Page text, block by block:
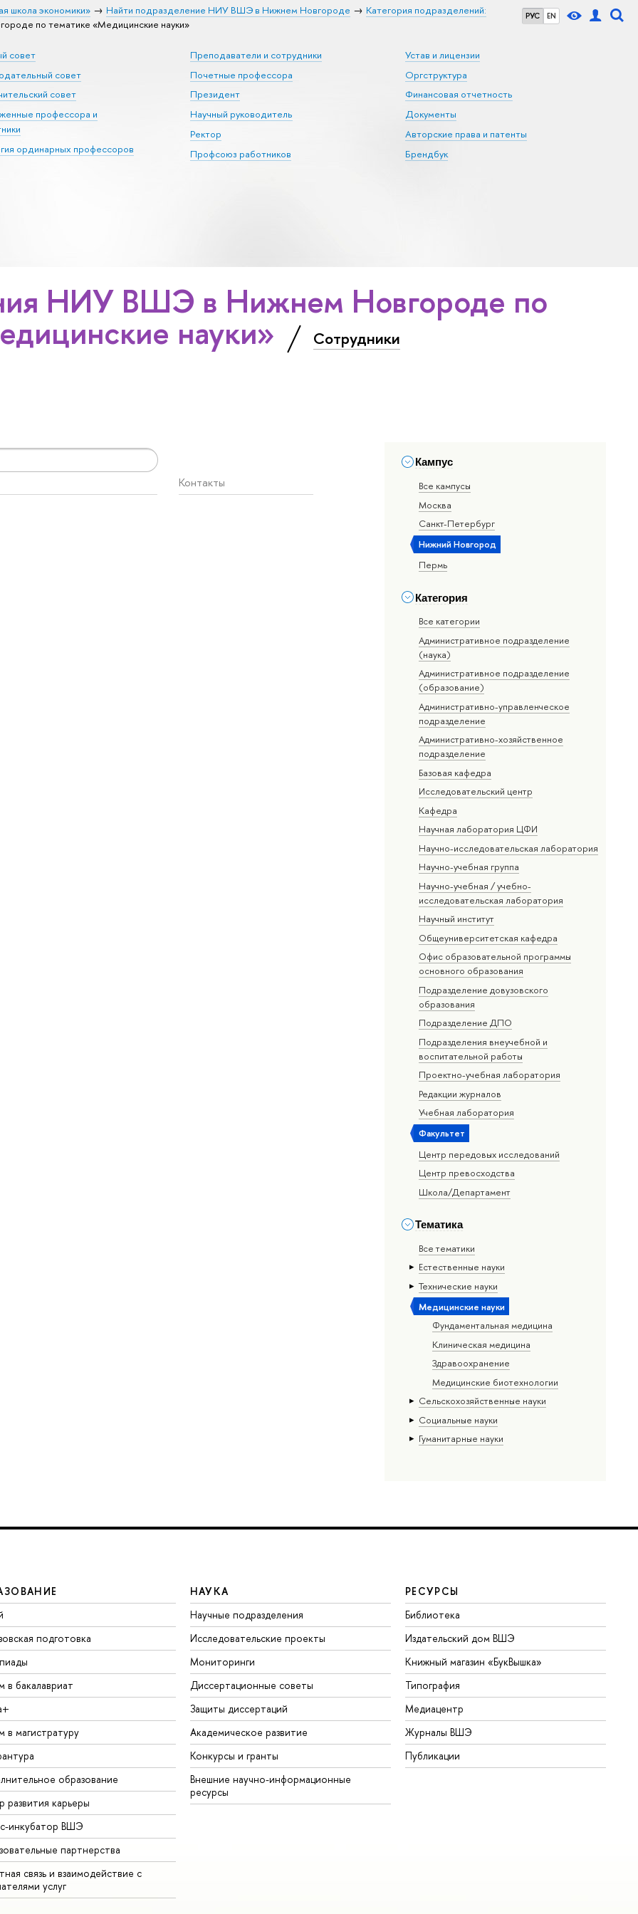
РУС EN
школа экономики» Найти подразделение НИУ ВШЭ в Нижнем Новгороде
Категория подразделений:
по тематике «Медицинские науки»
совет
совет
совет
профессора и
ординарных профессоров
Преподаватели и сотрудники
Почетные профессора
Президент
Научный руководитель
Ректор
Профсоюз работников
Устав и лицензии
Оргструктура
Финансовая отчетность
Документы
Авторские права и патенты
Брендбук
НИУ ВШЭ в Нижнем Новгороде по
науки» Сотрудники
Кампус
Все кампусы
Москва
Санкт-Петербург
Нижний Новгород
Пермь
Категория
Все категории
Административное подразделение
(наука)
Административное подразделение
(образование)
Административно-управленческое
подразделение
Административно-хозяйственное
подразделение
Базовая кафедра
Исследовательский центр
Кафедра
Научная лаборатория ЦФИ
Научно-исследовательская лаборатория
Научно-учебная группа
Научно-учебная / учебно-
исследовательская лаборатория
Научный институт
Общеуниверситетская кафедра
Офис образовательной программы
основного образования
Подразделение довузовского
образования
Подразделение ДПО
Подразделения внеучебной и
воспитательной работы
Проектно-учебная лаборатория
Редакции журналов
Учебная лаборатория
Факультет
Центр передовых исследований
Центр превосходства
Школа/Департамент
Тематика
Все тематики
Естественные науки
Тех­ничес­кие науки
Медицинские науки
Фундаментальная медицина
Клиническая медицина
Здравоохранение
Медицинские биотехнологии
Сельскохозяйственные науки
Социальные науки
Гуманитарные науки
Контакты
подготовка
в бакалавриат
в магистратуру
образование
развития карьеры
инкубатор ВШЭ
партнерства
связь и взаимодействие с
услуг
НАУКА
Научные подразделения
Исследовательские проекты
Мониторинги
Диссертационные советы
Защиты диссертаций
Академическое развитие
Конкурсы и гранты
Внешние научно-информационные
ресурсы
РЕСУРСЫ
Библиотека
Издательский дом ВШЭ
Книжный магазин «БукВышка»
Типография
Медиацентр
Журналы ВШЭ
Публикации